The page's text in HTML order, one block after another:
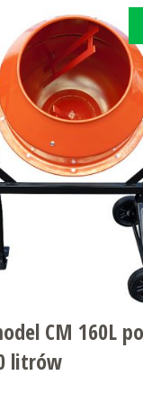
CM 160L
litrów